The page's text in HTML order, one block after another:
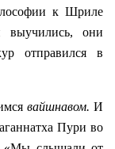
к Шриле
они
отправился в
вайшнавом. И
Пури во